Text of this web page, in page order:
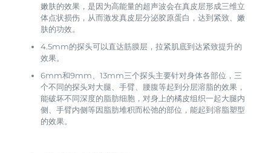
嫩肤的效果，是因为高能量的超声波会在真皮层形成三维立
体点状损伤，从而激发真皮层分泌胶原蛋白，达到紧致、嫩
肤的功效。
4.5mm的探头可以直达筋膜层，拉紧肌底到达紧致提升的
效果。
6mm和9mm、13mm三个探头主要针对身体各部位，三
个不同的探头对大腿、手臂、腰腹等起到分层溶脂的效果，
能破坏不同深度的脂肪细胞，对身上的橘皮组织一起大腿内
侧、手臂内侧等因脂肪堆积而松弛的部位，能起到溶脂塑型
的效果。